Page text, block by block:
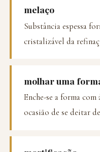
melaço
Substância espessa
cristalizável da
molhar uma
Enche-se a forma com
ocasião de se deitar